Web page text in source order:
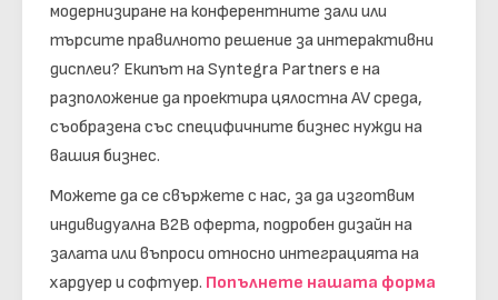
модернизиране на конферентните зали или
търсите правилното решение за интерактивни
дисплеи? Екипът на Syntegra Partners е на
разположение да проектира цялостна AV среда,
съобразена със специфичните бизнес нужди на
вашия бизнес.
Можете да се свържете с нас, за да изготвим
индивидуална B2B оферта, подробен дизайн на
залата или въпроси относно интеграцията на
хардуер и софтуер. Попълнете нашата форма